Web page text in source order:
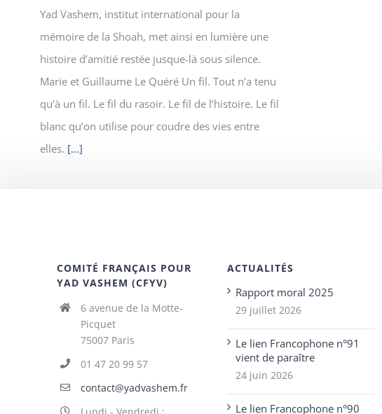
Yad Vashem, institut international pour la
mémoire de la Shoah, met ainsi en lumière une
histoire d’amitié restée jusque-là sous silence.
Marie et Guillaume Le Quéré Un fil. Tout n’a tenu
qu’à un fil. Le fil du rasoir. Le fil de l’histoire. Le fil
blanc qu’on utilise pour coudre des vies entre
elles. [...]
COMITÉ FRANÇAIS POUR
YAD VASHEM (CFYV)
6 avenue de la Motte-
Picquet
75007 Paris
01 47 20 99 57
contact@yadvashem.fr
ACTUALITÉS
Rapport moral 2025
29 juillet 2026
Le lien Francophone n°91
vient de paraître
24 juin 2026
Le lien Francophone n°90